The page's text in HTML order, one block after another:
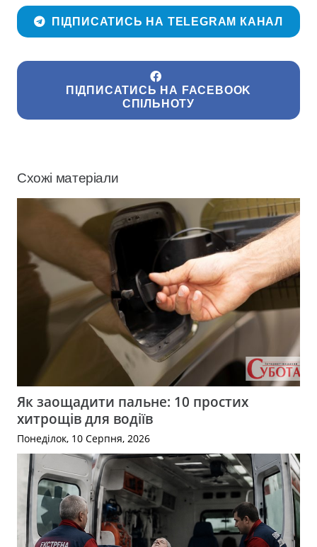
ПІДПИСАТИСЬ НА TELEGRAM КАНАЛ
ПІДПИСАТИСЬ НА FACEBOOK
СПІЛЬНОТУ
Схожі матеріали
Як заощадити пальне: 10 простих
хитрощів для водіїв
Понеділок, 10 Серпня, 2026